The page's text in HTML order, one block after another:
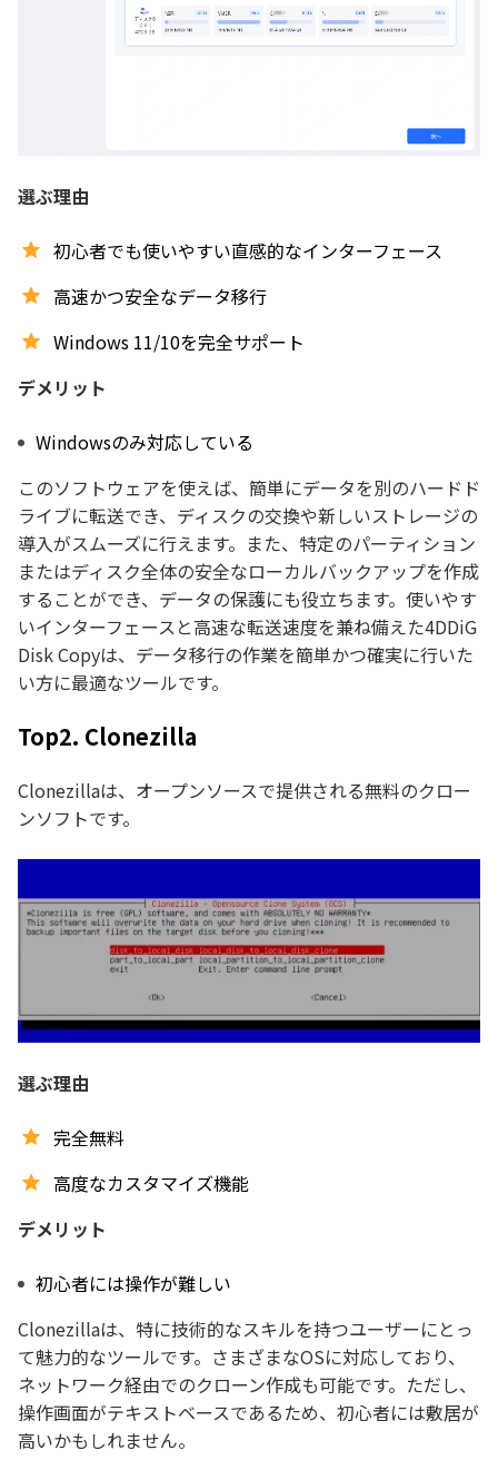
選ぶ理由
初心者でも使いやすい直感的なインターフェース
高速かつ安全なデータ移行
Windows 11/10を完全サポート
デメリット
Windowsのみ対応している
このソフトウェアを使えば、簡単にデータを別のハードド
ライブに転送でき、ディスクの交換や新しいストレージの
導入がスムーズに行えます。また、特定のパーティション
またはディスク全体の安全なローカルバックアップを作成
することができ、データの保護にも役立ちます。使いやす
いインターフェースと高速な転送速度を兼ね備えた4DDiG
Disk Copyは、データ移行の作業を簡単かつ確実に行いた
い方に最適なツールです。
Top2. Clonezilla
Clonezillaは、オープンソースで提供される無料のクロー
ンソフトです。
選ぶ理由
完全無料
高度なカスタマイズ機能
デメリット
初心者には操作が難しい
Clonezillaは、特に技術的なスキルを持つユーザーにとっ
て魅力的なツールです。さまざまなOSに対応しており、
ネットワーク経由でのクローン作成も可能です。ただし、
操作画面がテキストベースであるため、初心者には敷居が
高いかもしれません。